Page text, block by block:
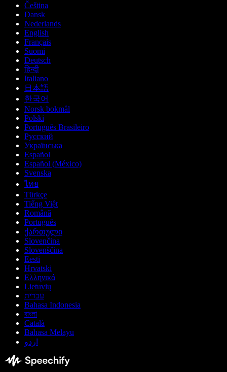
Čeština
Dansk
Nederlands
English
Français
Suomi
Deutsch
हिन्दी
Italiano
日本語
한국어
Norsk bokmål
Polski
Português Brasileiro
Русский
Українська
Español
Español (México)
Svenska
ไทย
Türkçe
Tiếng Việt
Română
Português
ქართული
Slovenčina
Slovenščina
Eesti
Hrvatski
Ελληνικά
Lietuvių
עברית
Bahasa Indonesia
বাংলা
Català
Bahasa Melayu
اردو